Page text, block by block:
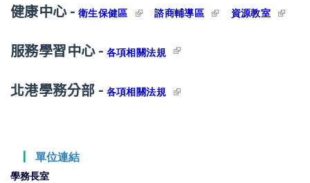
健康中心 - 衛生保健區 (link is external)
諮商輔導區 (link is external)
資源教室
(link is
服務學習中心 - 各項相關法規 (link is external)
北港學務分部 - 各項相關法規 (link is external)
┃ 單位連結
學務長室